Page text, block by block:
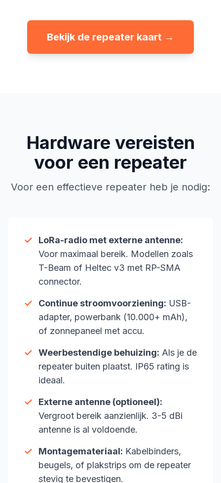
Bekijk de repeater kaart →
Hardware vereisten
voor een repeater
Voor een effectieve repeater heb je nodig:
✓
LoRa-radio met externe antenne:
Voor maximaal bereik. Modellen zoals
T-Beam of Heltec v3 met RP-SMA
connector.
✓ Continue stroomvoorziening: USB-
adapter, powerbank (10.000+ mAh),
of zonnepaneel met accu.
✓ Weerbestendige behuizing: Als je de
repeater buiten plaatst. IP65 rating is
ideaal.
✓
Externe antenne (optioneel):
Vergroot bereik aanzienlijk. 3-5 dBi
antenne is al voldoende.
✓ Montagemateriaal: Kabelbinders,
beugels, of plakstrips om de repeater
stevig te bevestigen.